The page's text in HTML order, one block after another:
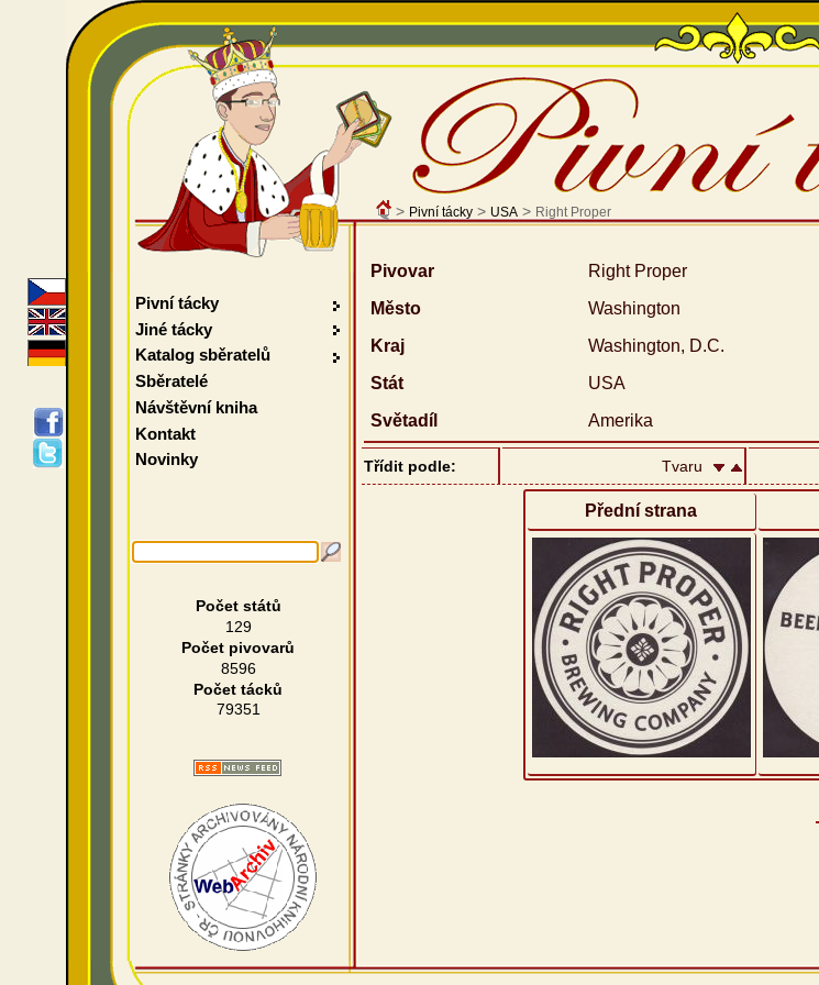
> Pivní tácky> USA> Right Proper
Pivovar
Right Proper
Město
Washington
Kraj
Washington, D.C.
Stát
USA
Světadíl
Amerika
Třídit podle: Tvaru
Přední strana
Pivní tácky
Jiné tácky
Katalog sběratelů
Sběratelé
Návštěvní kniha
Kontakt
Novinky
Počet států
129
Počet pivovarů
8596
Počet tácků
79351